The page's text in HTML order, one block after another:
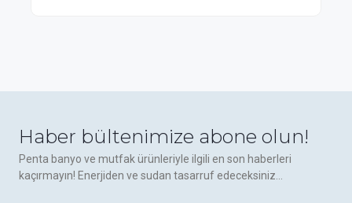
Haber bültenimize abone olun!
Penta banyo ve mutfak ürünleriyle ilgili en son haberleri
kaçırmayın! Enerjiden ve sudan tasarruf edeceksiniz...